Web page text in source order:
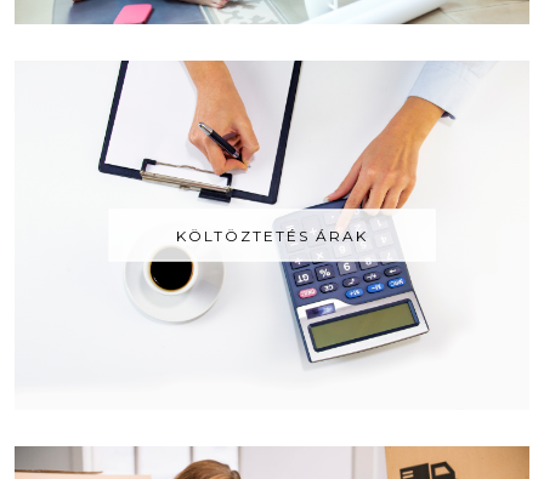
KÖLTÖZTETÉS ÁRAK